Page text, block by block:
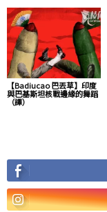
【Badiucao 巴丟草】印度
與巴基斯坦核戰邊緣的舞蹈
（譯）